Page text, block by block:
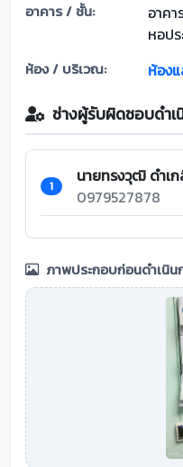
อาคาร / ชั้น:
อาค
หอป
ห้อง / บริเวณ: ห้อง
ช่างผู้รับผิดชอบดำเ
1 นายทรงวุฒิ ดำเ
0979527878
ภาพประกอบก่อนดำเนิน